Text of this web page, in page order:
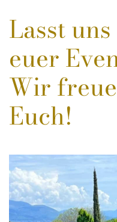
Lasst
euer
Wir
Euch!